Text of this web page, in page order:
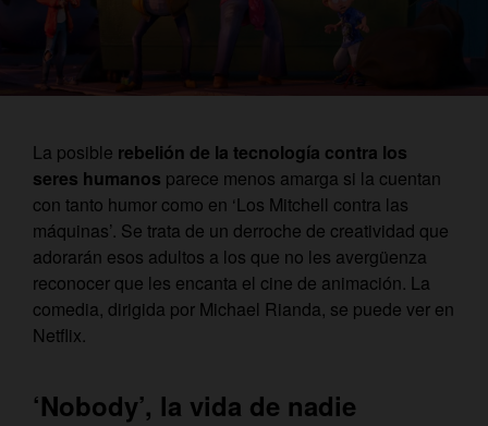
La posible rebelión de la tecnología contra los
seres humanos parece menos amarga si la cuentan
con tanto humor como en ‘Los Mitchell contra las
máquinas’. Se trata de un derroche de creatividad que
adorarán esos adultos a los que no les avergüenza
reconocer que les encanta el cine de animación. La
comedia, dirigida por Michael Rianda, se puede ver en
Netflix.
‘Nobody’, la vida de nadie